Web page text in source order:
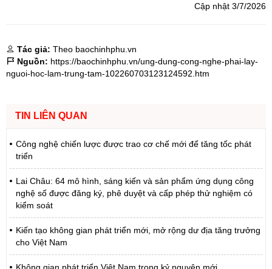
Cập nhật 3/7/2026
Tác giả: Theo baochinhphu.vn
Nguồn: https://baochinhphu.vn/ung-dung-cong-nghe-phai-lay-
nguoi-hoc-lam-trung-tam-102260703123124592.htm
TIN LIÊN QUAN
Công nghệ chiến lược được trao cơ chế mới để tăng tốc phát
triển
Lai Châu: 64 mô hình, sáng kiến và sản phẩm ứng dụng công
nghệ số được đăng ký, phê duyệt và cấp phép thử nghiệm có
kiểm soát
Kiến tạo không gian phát triển mới, mở rộng dư địa tăng trưởng
cho Việt Nam
Không gian phát triển Việt Nam trong kỷ nguyên mới